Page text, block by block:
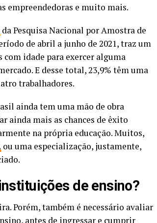
empreendedoras e muito mais.
da Pesquisa Nacional por Amostra de
de abril a junho de 2021, traz um
com idade para exercer alguma
E desse total, 23,9% têm uma
trabalhadores.
ainda tem uma mão de obra
ainda mais as chances de êxito
na própria educação. Muitos,
ou uma especialização, justamente,
de ensino?
Porém, também é necessário avaliar
antes de ingressar e cumprir